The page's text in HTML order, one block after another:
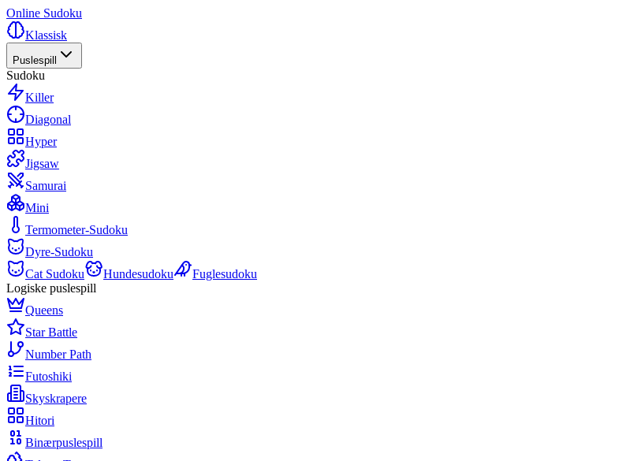
Online Sudoku
Klassisk
Puslespill
Sudoku
Killer
Diagonal
Hyper
Jigsaw
Samurai
Mini
Termometer-Sudoku
Dyre-Sudoku
Cat Sudoku
Hundesudoku
Fuglesudoku
Logiske puslespill
Queens
Star Battle
Number Path
Futoshiki
Skyskrapere
Hitori
Binærpuslespill